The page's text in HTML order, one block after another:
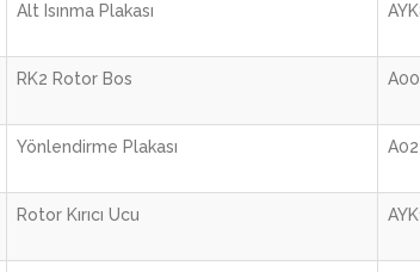
Alt Isınma Plakası
RK2 Rotor Bos
Yönlendirme Plakası
Rotor Kırıcı Ucu